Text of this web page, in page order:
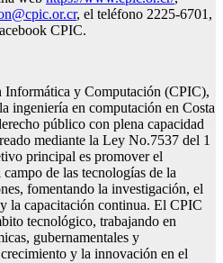
, el teléfono 2225-6701,
CPIC.
Informática y Computación (CPIC),
ingeniería en computación en Costa
público con plena capacidad
mediante la Ley No.7537 del 1
principal es promover el
de las tecnologías de la
fomentando la investigación, el
la capacitación continua. El CPIC
tecnológico, trabajando en
gubernamentales y
y la innovación en el